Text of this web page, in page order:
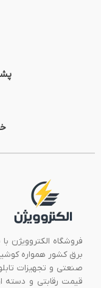
فروشگاه
برق کشور همواره
صنعتی و تجهیزات
قیمت رقابتی و دسته